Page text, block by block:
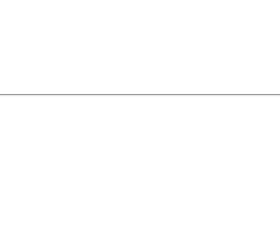
vous propose ce terrain de